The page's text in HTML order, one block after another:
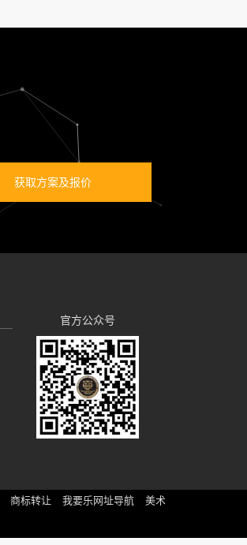
获取方案及报价
官方公众号
商标转让 我要乐网址导航
美术